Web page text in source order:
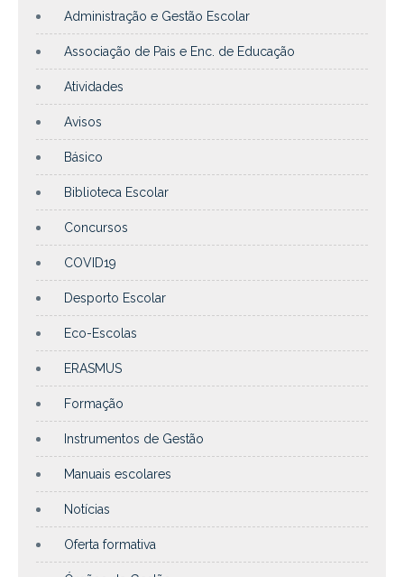
Administração e Gestão Escolar
Associação de Pais e Enc. de Educação
Atividades
Avisos
Básico
Biblioteca Escolar
Concursos
COVID19
Desporto Escolar
Eco-Escolas
ERASMUS
Formação
Instrumentos de Gestão
Manuais escolares
Notícias
Oferta formativa